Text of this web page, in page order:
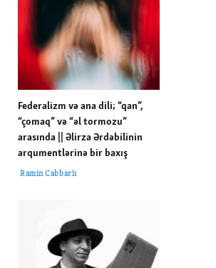
Federalizm və ana dili; “qan”,
“çomaq” və “əl tormozu”
arasında || Əlirza Ərdəbilinin
arqumentlərinə bir baxış
Ramin Cabbarlı